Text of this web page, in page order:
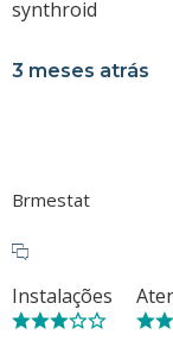
synthroid
3 meses atrás
Brmestat
Instalações